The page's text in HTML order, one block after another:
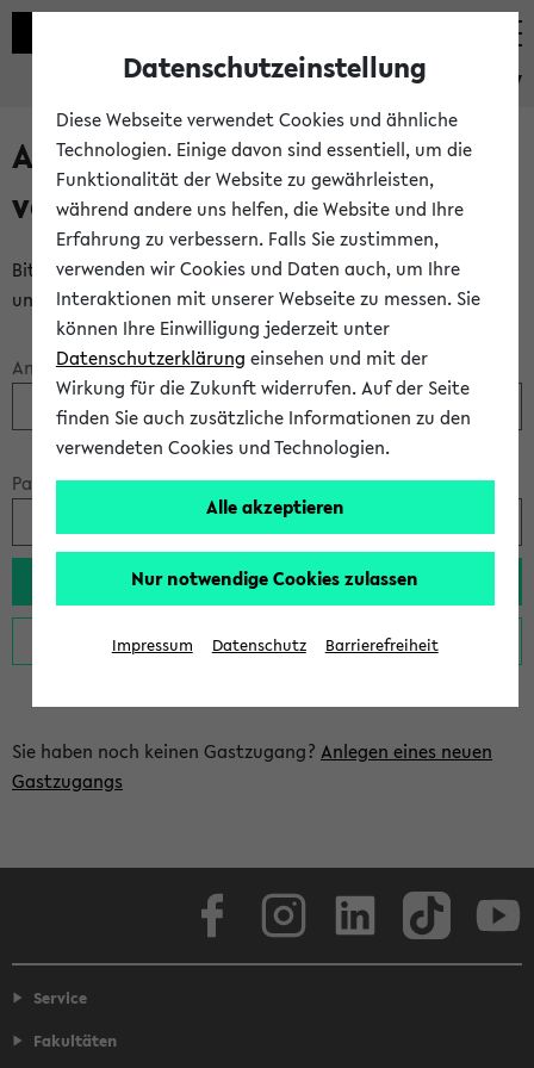
eKVV
Anmeldung über einen
vorhandenen Gastzugang
Bitte melden Sie sich am eKVV mit Ihrem Anmeldenamen
und Ihrem Passwort an:
Anmeldename:
Passwort:
Sie haben noch keinen Gastzugang? Anlegen eines neuen
Gastzugangs
Service
Fakultäten
Datenschutzeinstellung
Diese Webseite verwendet Cookies und ähnliche
Technologien. Einige davon sind essentiell, um die
Funktionalität der Website zu gewährleisten,
während andere uns helfen, die Website und Ihre
Erfahrung zu verbessern. Falls Sie zustimmen,
verwenden wir Cookies und Daten auch, um Ihre
Interaktionen mit unserer Webseite zu messen. Sie
können Ihre Einwilligung jederzeit unter
Datenschutzerklärung einsehen und mit der
Wirkung für die Zukunft widerrufen. Auf der Seite
finden Sie auch zusätzliche Informationen zu den
verwendeten Cookies und Technologien.
Alle akzeptieren
Nur notwendige Cookies zulassen
Impressum Datenschutz Barrierefreiheit